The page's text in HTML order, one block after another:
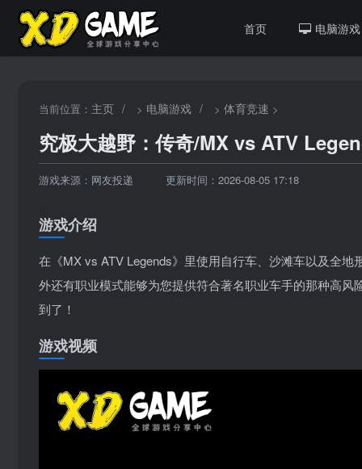
首页 电脑游戏
当前位置： 主页 / > 电脑游戏 / > 体育竞速 >
究极大越野：传奇/MX vs ATV
游戏来源：网友投递 更新时间：2026-08-05 17:18
游戏介绍
在《MX vs ATV Legends》里使用自行车、沙滩车以及全
外还有职业模式能够为您提供符合著名职业车手的那种高
到了！
游戏视频